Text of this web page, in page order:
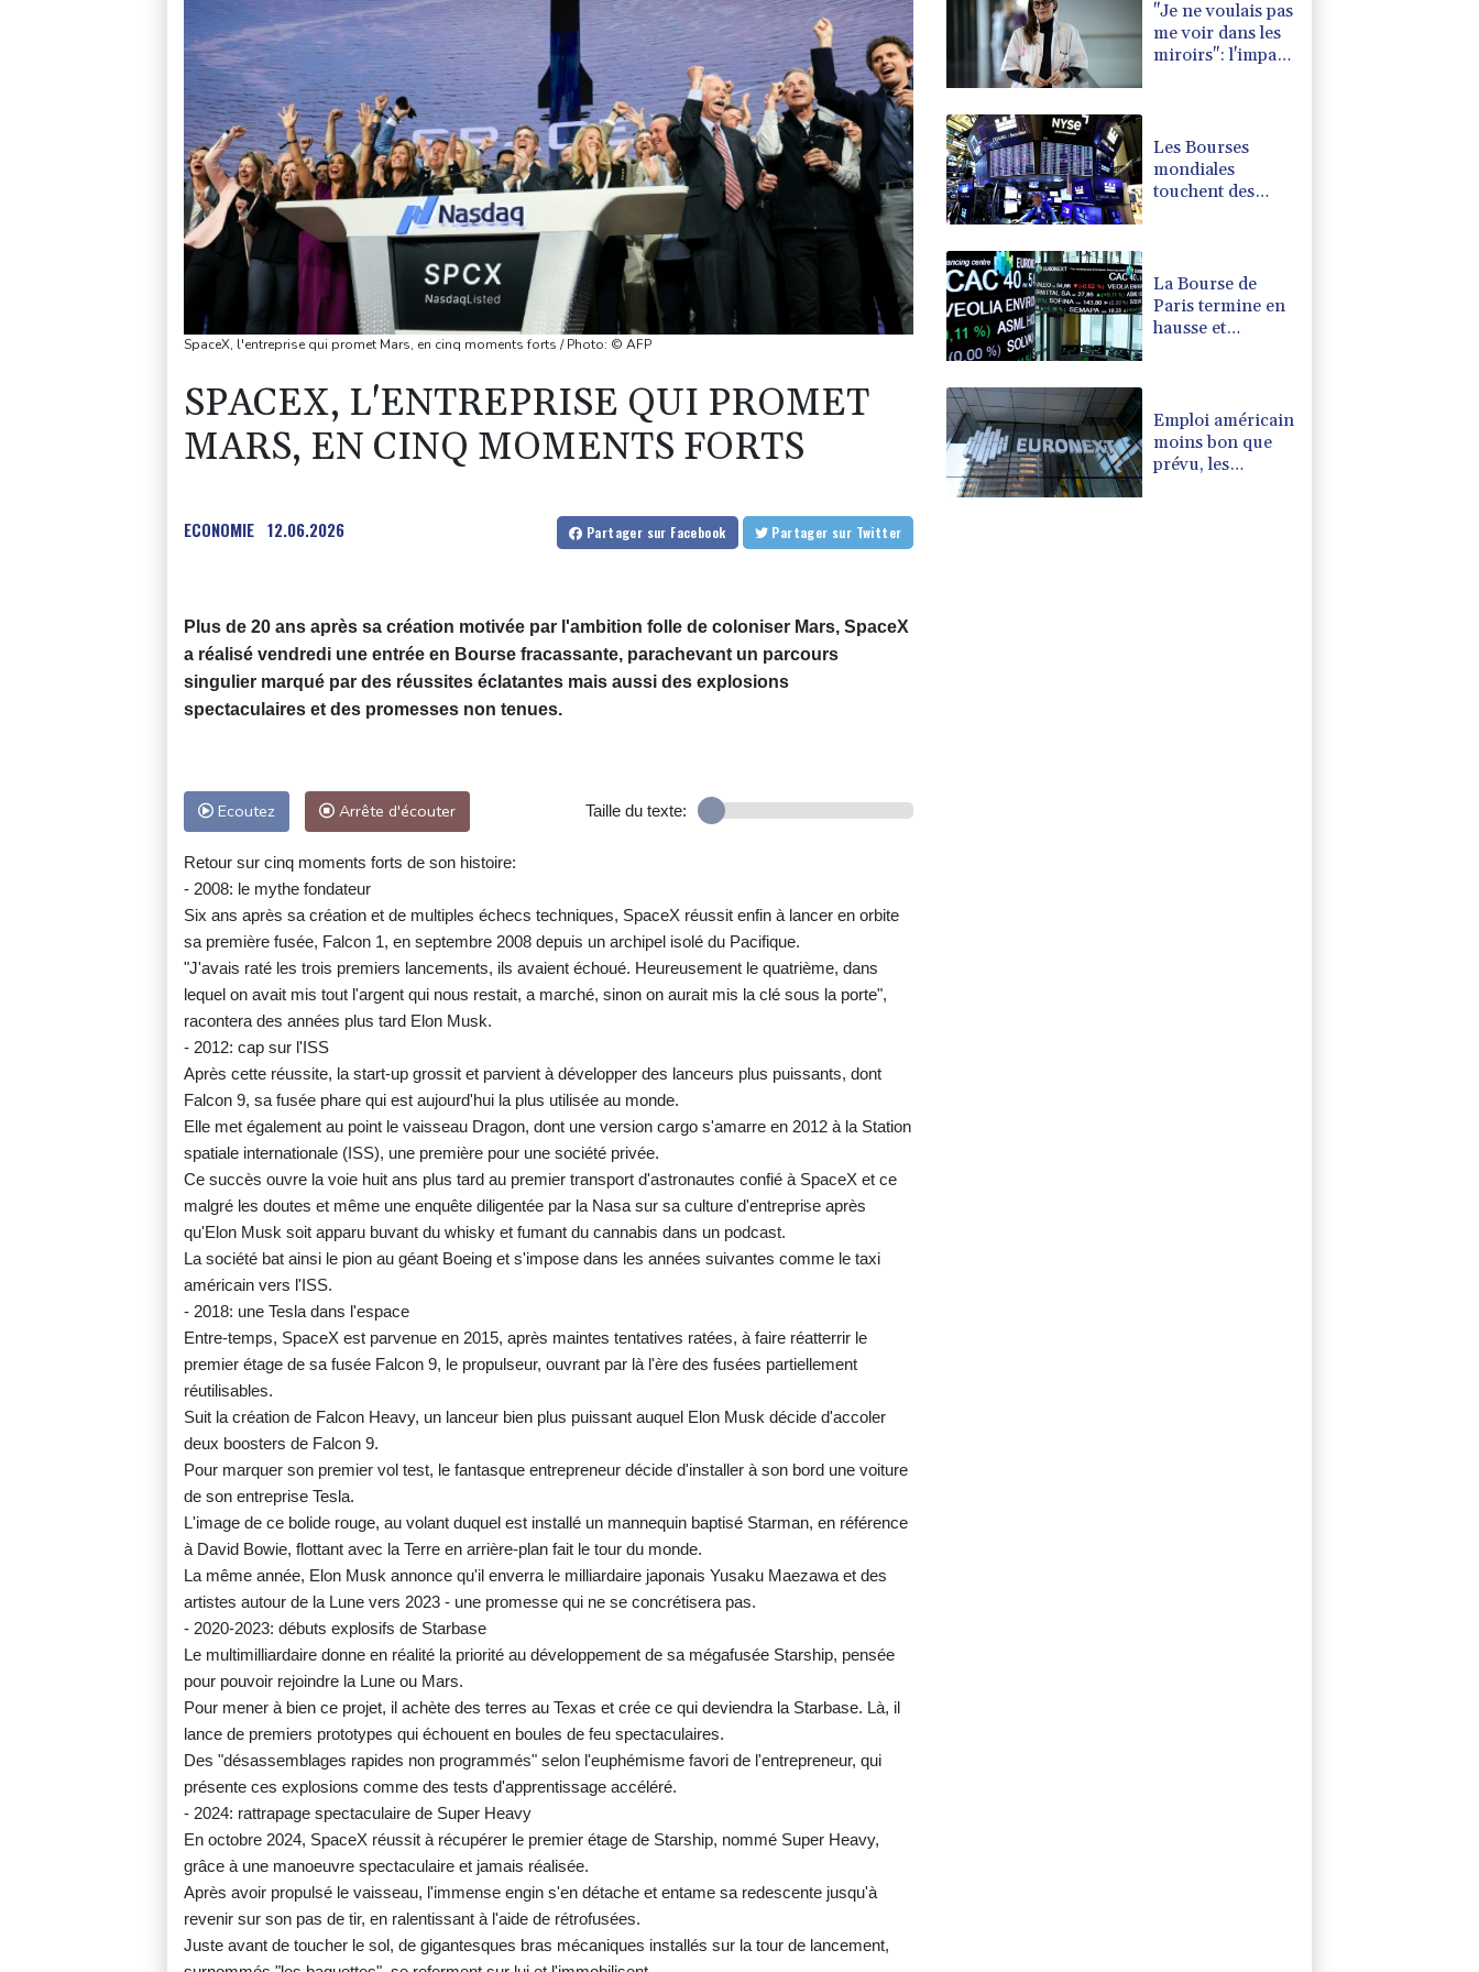
SpaceX, l'entreprise qui promet Mars, en cinq moments forts / Photo: © AFP
SPACEX, L'ENTREPRISE QUI PROMET
MARS, EN CINQ MOMENTS FORTS
ECONOMIE 12.06.2026 Partager sur Facebook Partager sur Twitter
Plus de 20 ans après sa création motivée par l'ambition folle de coloniser Mars, SpaceX
a réalisé vendredi une entrée en Bourse fracassante, parachevant un parcours
singulier marqué par des réussites éclatantes mais aussi des explosions
spectaculaires et des promesses non tenues.
Ecoutez Arrête d'écouter Taille du texte:
Retour sur cinq moments forts de son histoire:
- 2008: le mythe fondateur
Six ans après sa création et de multiples échecs techniques, SpaceX réussit enfin à lancer en orbite
sa première fusée, Falcon 1, en septembre 2008 depuis un archipel isolé du Pacifique.
"J'avais raté les trois premiers lancements, ils avaient échoué. Heureusement le quatrième, dans
lequel on avait mis tout l'argent qui nous restait, a marché, sinon on aurait mis la clé sous la porte",
racontera des années plus tard Elon Musk.
- 2012: cap sur l'ISS
Après cette réussite, la start-up grossit et parvient à développer des lanceurs plus puissants, dont
Falcon 9, sa fusée phare qui est aujourd'hui la plus utilisée au monde.
Elle met également au point le vaisseau Dragon, dont une version cargo s'amarre en 2012 à la Station
spatiale internationale (ISS), une première pour une société privée.
Ce succès ouvre la voie huit ans plus tard au premier transport d'astronautes confié à SpaceX et ce
malgré les doutes et même une enquête diligentée par la Nasa sur sa culture d'entreprise après
qu'Elon Musk soit apparu buvant du whisky et fumant du cannabis dans un podcast.
La société bat ainsi le pion au géant Boeing et s'impose dans les années suivantes comme le taxi
américain vers l'ISS.
- 2018: une Tesla dans l'espace
Entre-temps, SpaceX est parvenue en 2015, après maintes tentatives ratées, à faire réatterrir le
premier étage de sa fusée Falcon 9, le propulseur, ouvrant par là l'ère des fusées partiellement
réutilisables.
Suit la création de Falcon Heavy, un lanceur bien plus puissant auquel Elon Musk décide d'accoler
deux boosters de Falcon 9.
Pour marquer son premier vol test, le fantasque entrepreneur décide d'installer à son bord une voiture
de son entreprise Tesla.
L'image de ce bolide rouge, au volant duquel est installé un mannequin baptisé Starman, en référence
à David Bowie, flottant avec la Terre en arrière-plan fait le tour du monde.
La même année, Elon Musk annonce qu'il enverra le milliardaire japonais Yusaku Maezawa et des
artistes autour de la Lune vers 2023 - une promesse qui ne se concrétisera pas.
- 2020-2023: débuts explosifs de Starbase
Le multimilliardaire donne en réalité la priorité au développement de sa mégafusée Starship, pensée
pour pouvoir rejoindre la Lune ou Mars.
Pour mener à bien ce projet, il achète des terres au Texas et crée ce qui deviendra la Starbase. Là, il
lance de premiers prototypes qui échouent en boules de feu spectaculaires.
Des "désassemblages rapides non programmés" selon l'euphémisme favori de l'entrepreneur, qui
présente ces explosions comme des tests d'apprentissage accéléré.
- 2024: rattrapage spectaculaire de Super Heavy
En octobre 2024, SpaceX réussit à récupérer le premier étage de Starship, nommé Super Heavy,
grâce à une manoeuvre spectaculaire et jamais réalisée.
Après avoir propulsé le vaisseau, l'immense engin s'en détache et entame sa redescente jusqu'à
revenir sur son pas de tir, en ralentissant à l'aide de rétrofusées.
Juste avant de toucher le sol, de gigantesques bras mécaniques installés sur la tour de lancement,
"Je ne voulais pas
me voir dans les
miroirs": l'impact
Les Bourses
mondiales
touchent des
La Bourse de
Paris termine en
hausse et
Emploi américain
moins bon que
prévu, les